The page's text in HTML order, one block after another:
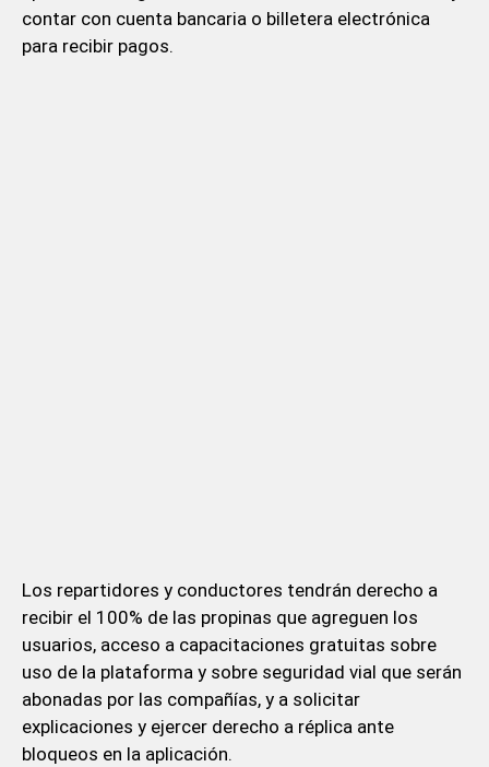
contar con cuenta bancaria o billetera electrónica
para recibir pagos.
Los repartidores y conductores tendrán derecho a
recibir el 100% de las propinas que agreguen los
usuarios, acceso a capacitaciones gratuitas sobre
uso de la plataforma y sobre seguridad vial que serán
abonadas por las compañías, y a solicitar
explicaciones y ejercer derecho a réplica ante
bloqueos en la aplicación.